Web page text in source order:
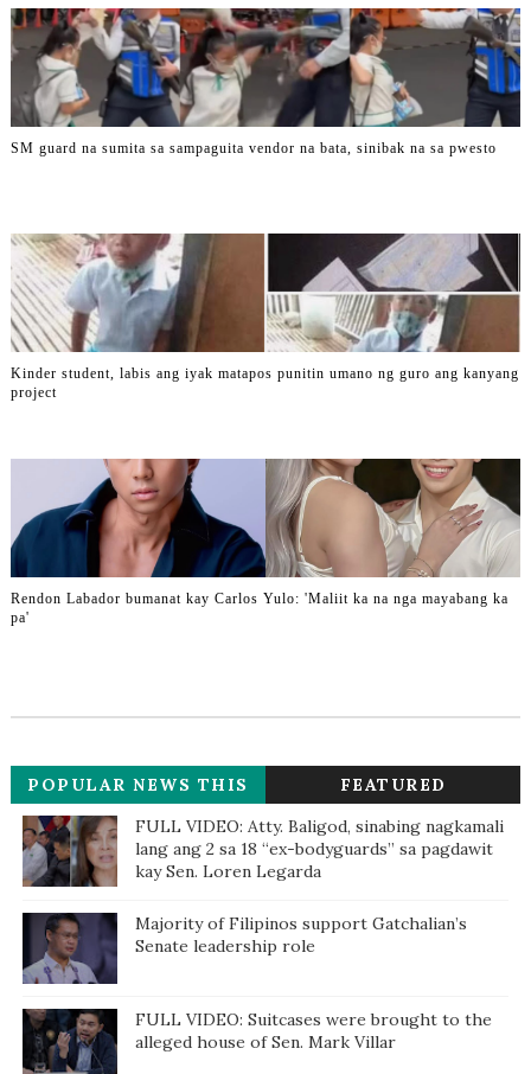
SM guard na sumita sa sampaguita vendor na bata, sinibak na sa pwesto
Kinder student, labis ang iyak matapos punitin umano ng guro ang kanyang
project
Rendon Labador bumanat kay Carlos Yulo: 'Maliit ka na nga mayabang ka
pa'
POPULAR NEWS THIS
WEEK
FEATURED
FULL VIDEO: Atty. Baligod, sinabing nagkamali
lang ang 2 sa 18 “ex-bodyguards” sa pagdawit
kay Sen. Loren Legarda
Majority of Filipinos support Gatchalian’s
Senate leadership role
FULL VIDEO: Suitcases were brought to the
alleged house of Sen. Mark Villar